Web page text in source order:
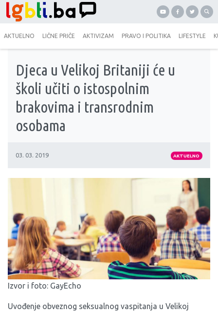
AKTUELNO LIČNE PRIČE AKTIVIZAM PRAVO I POLITIKA LIFESTYLE
Djeca u Velikoj Britaniji će u
školi učiti o istospolnim
brakovima i transrodnim
osobama
03. 03. 2019 AKTUELNO
Izvor i foto: GayEcho
Uvođenje obveznog seksualnog vaspitanja u Velikoj